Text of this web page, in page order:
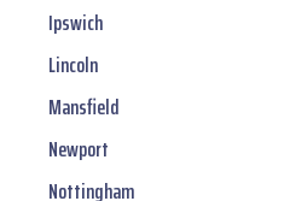
Ipswich
Lincoln
Mansfield
Newport
Nottingham